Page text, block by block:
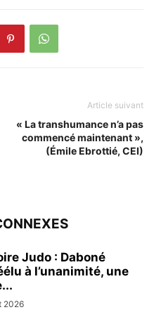
Article suivant
« La transhumance n’a pas
commencé maintenant »,
(Émile Ebrottié, CEI)
Judo : Daboné
à l’unanimité, une
2026